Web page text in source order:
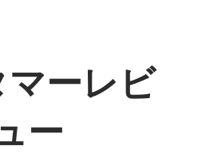
ーレビ
ー